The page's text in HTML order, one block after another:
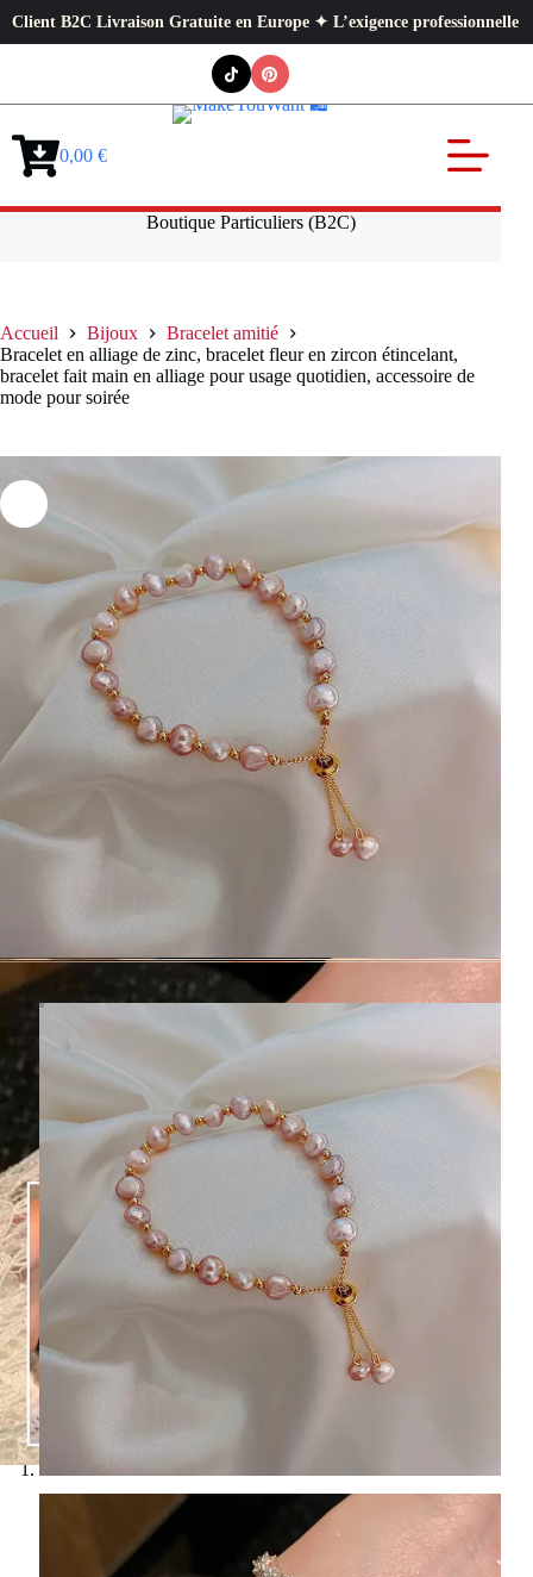
Livraison Gratuite en Europe ✦ L’exigence professionnelle au
Panier0,00 €
Boutique Particuliers (B2C)
Accueil Bijoux
Bracelet amitié
Bracelet en alliage de zinc, bracelet fleur en zircon étincelant,
bracelet fait main en alliage pour usage quotidien, accessoire de
mode pour soirée